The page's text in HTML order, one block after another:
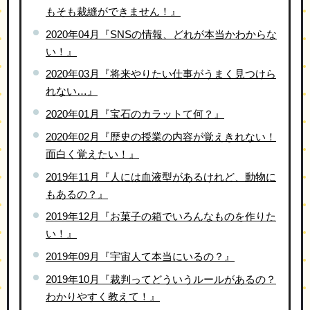
もそも裁縫ができません！』
2020年04月『SNSの情報、どれが本当かわからな
い！』
2020年03月『将来やりたい仕事がうまく見つけら
れない…』
2020年01月『宝石のカラットて何？』
2020年02月『歴史の授業の内容が覚えきれない！
面白く覚えたい！』
2019年11月『人には血液型があるけれど、動物に
もあるの？』
2019年12月『お菓子の箱でいろんなものを作りた
い！』
2019年09月『宇宙人て本当にいるの？』
2019年10月『裁判ってどういうルールがあるの？
わかりやすく教えて！』